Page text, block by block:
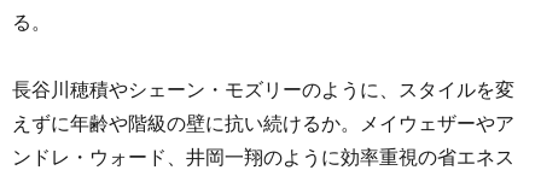
る。
長谷川穂積やシェーン・モズリーのように、スタイルを変
えずに年齢や階級の壁に抗い続けるか。メイウェザーやア
ンドレ・ウォード、井岡一翔のように効率重視の省エネス